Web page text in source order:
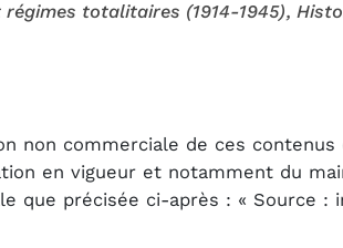
totalitaires (1914-1945),
non commerciale de ces
en vigueur et notamment du
que précisée ci-après : « Source :